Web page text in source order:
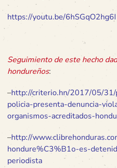
https://youtu.be/6hSGqO2hg6I
Seguimiento de este hecho
hondureños:
–http://criterio.hn/2017/05/
policia-presenta-denuncia-
organismos-acreditados-
–http://
hondure%C3%B1o-es-
periodista